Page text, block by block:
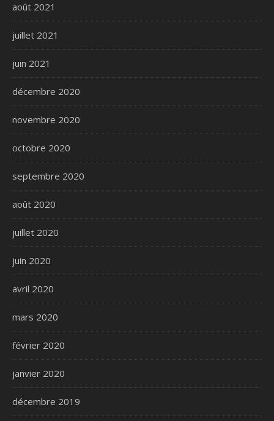
août 2021
juillet 2021
juin 2021
décembre 2020
novembre 2020
octobre 2020
septembre 2020
août 2020
juillet 2020
juin 2020
avril 2020
mars 2020
février 2020
janvier 2020
décembre 2019